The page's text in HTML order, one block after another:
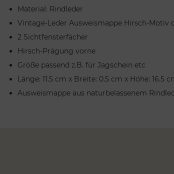
Material: Rindleder
Vintage-Leder Ausweismappe Hirsch-Motiv
2 Sichtfensterfächer
Hirsch-Prägung vorne
Größe passend z.B. für Jagschein etc
Länge: 11.5 cm x Breite: 0.5 cm x Höhe: 16.5
Ausweismappe aus naturbelassenem